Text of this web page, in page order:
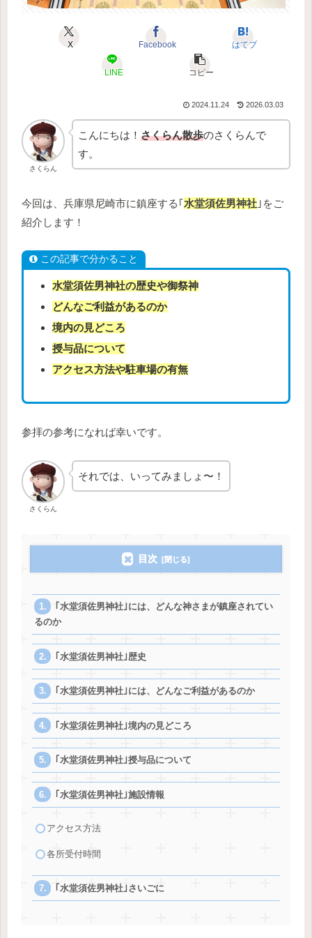
X Facebook はてブ
LINE コピー
2024.11.24 2026.03.03
さくらん
こんにちは！ さくらん散歩のさくらんで
す。
今回は、兵庫県尼崎市に鎮座する｢水堂須佐男神社 ｣をご
紹介します！
この記事で分かること
水堂須佐男神社の歴史や御祭神
どんなご利益があるのか
境内の見どころ
授与品について
アクセス方法や駐車場の有無
参拝の参考になれば幸いです。
さくらん
それでは、いってみましょ〜！
目次
｢水堂須佐男神社｣には、どんな神さまが鎮座されてい
るのか
｢水堂須佐男神社｣歴史
｢水堂須佐男神社｣には、どんなご利益があるのか
｢水堂須佐男神社｣境内の見どころ
｢水堂須佐男神社｣授与品について
｢水堂須佐男神社｣施設情報
アクセス方法
各所受付時間
｢水堂須佐男神社｣さいごに